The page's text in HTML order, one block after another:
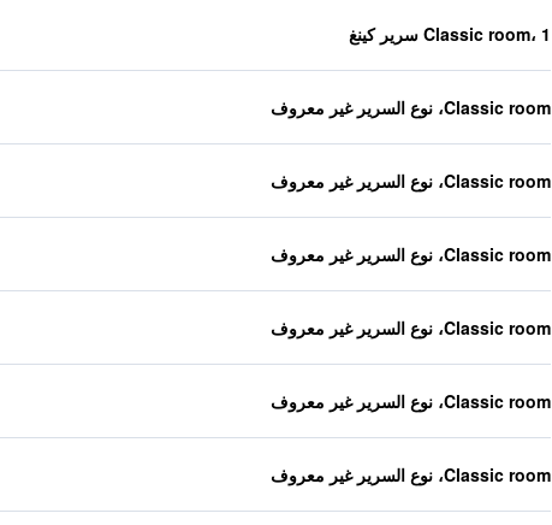
Classic room، 1 سرير كينغ
Classic room، نوع السرير غير معروف
Classic room، نوع السرير غير معروف
Classic room، نوع السرير غير معروف
Classic room، نوع السرير غير معروف
Classic room، نوع السرير غير معروف
Classic room، نوع السرير غير معروف